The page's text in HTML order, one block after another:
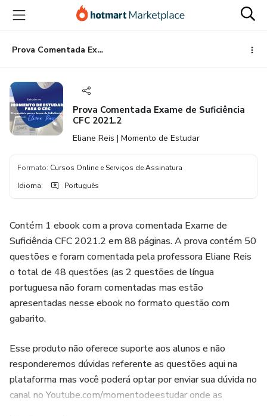
para
conteúdo
principal
para
pagamento
para
rodapé
Prova Comentada Exame de Suficiência CFC 2021.2
Prova Comentada Exame de Suficiência
CFC 2021.2
Eliane Reis | Momento de Estudar
Formato: Cursos Online e Serviços de Assinatura
Idioma: Português
Contém 1 ebook com a prova comentada Exame de
Suficiência CFC 2021.2 em 88 páginas. A prova contém 50
questões e foram comentada pela professora Eliane Reis
o total de 48 questões (as 2 questões de língua
portuguesa não foram comentadas mas estão
apresentadas nesse ebook no formato questão com
gabarito.
Esse produto não oferece suporte aos alunos e não
responderemos dúvidas referente as questões aqui na
plataforma mas você poderá optar por enviar sua dúvida no
canal no Youtube.com/momentodeestudar onde as